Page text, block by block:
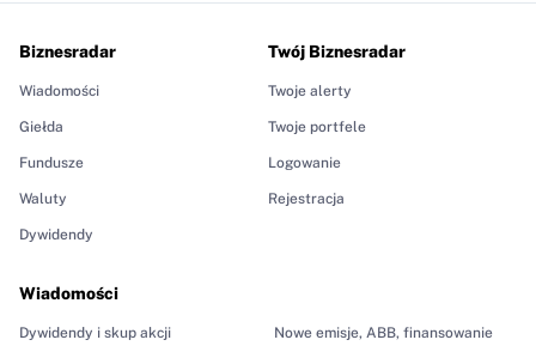
Biznesradar
Wiadomości
Giełda
Fundusze
Waluty
Dywidendy
Wiadomości
Dywidendy i skup akcji Nowe emisje, ABB, finansowanie
Twój Biznesradar
Twoje alerty
Twoje portfele
Logowanie
Rejestracja